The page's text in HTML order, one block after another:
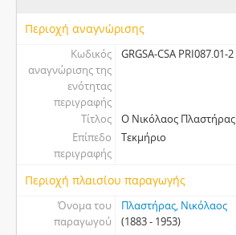
Περιοχή αναγνώρισης
Κωδικός
αναγνώρισης της
ενότητας
περιγραφής
GRGSA-CSA PRI087.01-2
Τίτλος
Ο Νικόλαος Πλαστήρας
Επίπεδο
περιγραφής
Τεκμήριο
Περιοχή πλαισίου παραγωγής
Όνομα του
παραγωγού
Πλαστήρας, Νικόλαος
(1883 - 1953)